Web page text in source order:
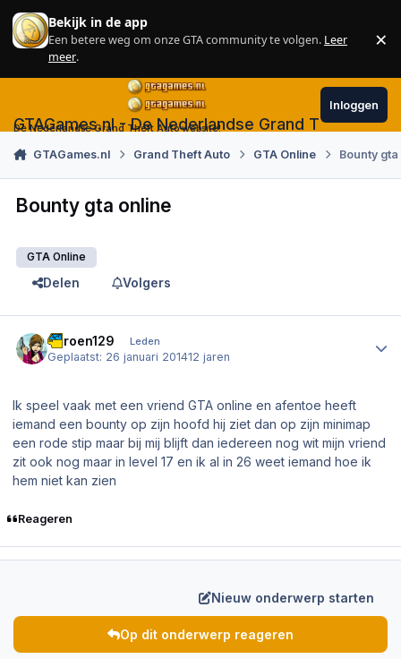
Skip to content
Bekijk in de app
Een betere weg om onze GTA community te volgen. Leer
meer.
×
GTAGames.nl - De Nederlandse Grand Theft Auto
De Nederlandse Grand Theft Auto website!
Inloggen
GTAGames.nl Grand Theft Auto GTA Online Bounty
Bounty gta online
GTA Online
Delen Volgers
Jeroen129 Leden
Geplaatst: 26 januari 201412 jaren
Ik speel vaak met een vriend GTA online en afentoe heeft
iemand een bounty op zijn hoofd hij ziet dan op zijn minimap
een rode stip maar bij mij blijft dan iedereen nog wit mijn vriend
zit ook nog maar in level 17 en ik al in 26 weet iemand hoe ik
hem niet kan zien
Reageren
Nieuw onderwerp starten
Op dit onderwerp reageren